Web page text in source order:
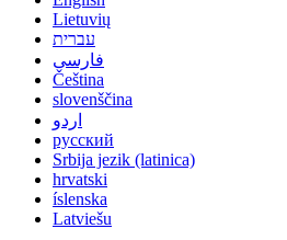
Lietuvių
עברית
فارسی
Čeština
slovenščina
اردو
русский
Srbija jezik (latinica)
hrvatski
íslenska
Latviešu